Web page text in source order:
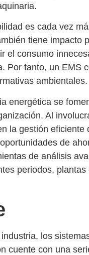
.
es cada vez
tiene impacto
el consumo
Por tanto, un EMS
ambientales.
energética se
Al
la gestión eficiente
de
de análisis
periodos,
los
cuente con una